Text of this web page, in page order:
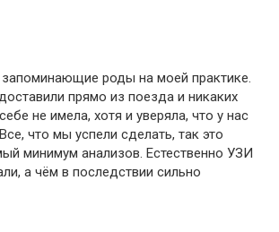
роды на моей практике.
прямо из поезда и никаких
не имела, хотя и уверяла, что у нас
что мы успели сделать, так это
минимум анализов. Естественно УЗИ
а чём в последствии сильно